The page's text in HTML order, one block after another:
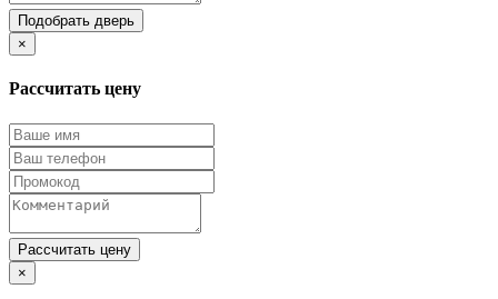
Подобрать дверь
×
Рассчитать цену
Рассчитать цену
×